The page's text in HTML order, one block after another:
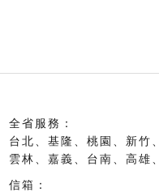
全省服務：
台北、基隆、桃園、新竹
雲林、嘉義、台南、高雄
信箱：